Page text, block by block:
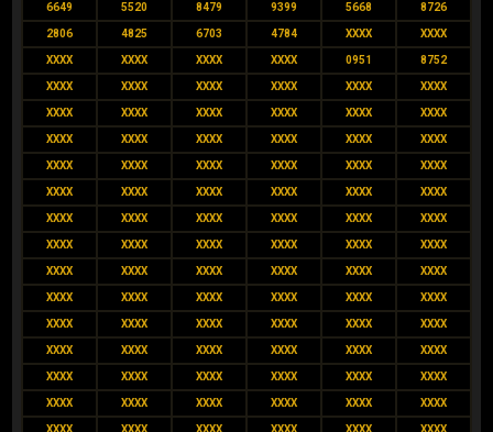
6649 5520 8479 9399 5668 8726
2806 4825 6703 4784 XXXX XXXX
XXXX XXXX XXXX XXXX 0951 8752
XXXX XXXX XXXX XXXX XXXX XXXX
XXXX XXXX XXXX XXXX XXXX XXXX
XXXX XXXX XXXX XXXX XXXX XXXX
XXXX XXXX XXXX XXXX XXXX XXXX
XXXX XXXX XXXX XXXX XXXX XXXX
XXXX XXXX XXXX XXXX XXXX XXXX
XXXX XXXX XXXX XXXX XXXX XXXX
XXXX XXXX XXXX XXXX XXXX XXXX
XXXX XXXX XXXX XXXX XXXX XXXX
XXXX XXXX XXXX XXXX XXXX XXXX
XXXX XXXX XXXX XXXX XXXX XXXX
XXXX XXXX XXXX XXXX XXXX XXXX
XXXX XXXX XXXX XXXX XXXX XXXX
XXXX XXXX XXXX XXXX XXXX XXXX